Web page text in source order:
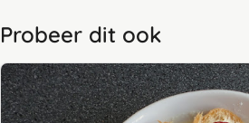
Probeer dit ook